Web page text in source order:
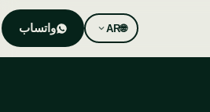
🌐
AR واتساب